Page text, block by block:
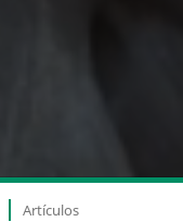
Artículos